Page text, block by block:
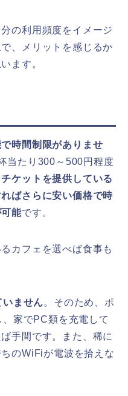
の利用頻度をイメージ
、メリットを感じるか
ます。
時間制限がありませ
当たり300～500円程度
チケットを提供している
ばさらに安い価格で時
能です。
カフェを選べば食事も
ません。そのため、ポ
家でPC類を充電して
手間です。また、稀に
のWiFiが電波を拾えな